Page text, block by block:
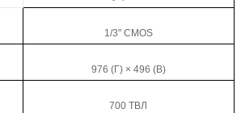
1/3" CMOS
976 (Г) × 496 (В)
700 ТВЛ